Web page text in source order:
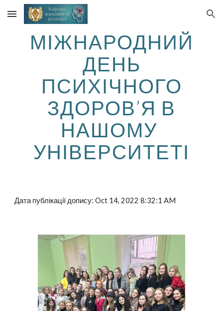
Skip to main content Skip to navigation
МІЖНАРОДНИЙ
ДЕНЬ
ПСИХІЧНОГО
ЗДОРОВ’Я В
НАШОМУ
УНІВЕРСИТЕТІ
Дата публікації допису: Oct 14, 2022 8:32:1 AM